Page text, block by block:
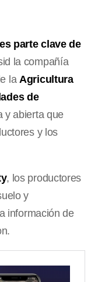
parte clave de
la compañía
la Agricultura
de
y abierta que
y los
, los productores
y
información de